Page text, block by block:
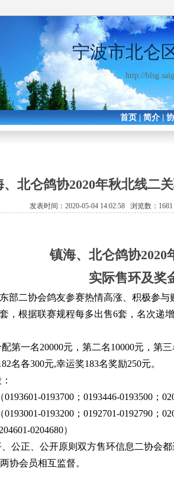
宁波市北仑
http://
首页|简介|
、北仑鸽协2020年秋北线二
发表时间：2020-05-04 14:02:58 浏览数：1681
镇海、北仑鸽协2020
实际售环及奖
部二协会鸽友参赛热情高涨、积极参与
套，根据联赛规程每多出售6套，名次递
配第一名20000元，第二名10000元，第三
名各300元,幸运奖183名奖励250元。
0193601-0193700 ； 0193446-0193500 ；
0193001-0193200 ； 0192701-0192790 ；
0204680）
、公正、公开原则双方售环信息二协会
协会员相互监督。